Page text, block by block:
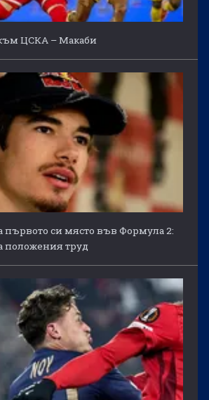
ЦСКА – Макаби
първото си място във Формула 2:
положения труд